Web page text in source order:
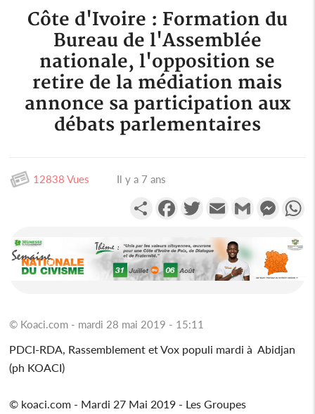
Côte d'Ivoire : Formation du
Bureau de l'Assemblée
nationale, l'opposition se
retire de la médiation mais
annonce sa participation aux
débats parlementaires
12838 Vues Il y a 7 ans
PartagerFacebookTwitterEmail Gmail
© Koaci.com - mardi 28 mai 2019 - 15:11
PDCI-RDA, Rassemblement et Vox populi mardi à Abidjan
(ph KOACI)
© koaci.com - Mardi 27 Mai 2019 - Les Groupes